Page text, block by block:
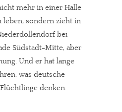
erledigt!
mehr in einer Halle
sondern zieht in
bei
Südstadt-Mitte, aber
Und er hat lange
was deutsche
denken.